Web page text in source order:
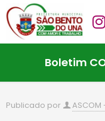
Boletim
Publicado por ASCOM